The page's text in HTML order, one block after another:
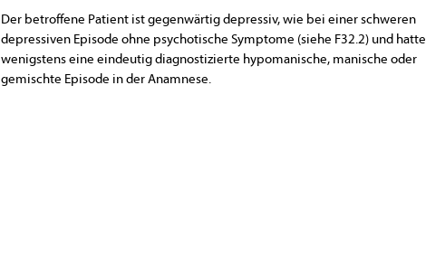
Der betroffene Patient ist gegenwärtig depressiv, wie bei einer schweren
depressiven Episode ohne psychotische Symptome (siehe F32.2) und hatte
wenigstens eine eindeutig diagnostizierte hypomanische, manische oder
gemischte Episode in der Anamnese.